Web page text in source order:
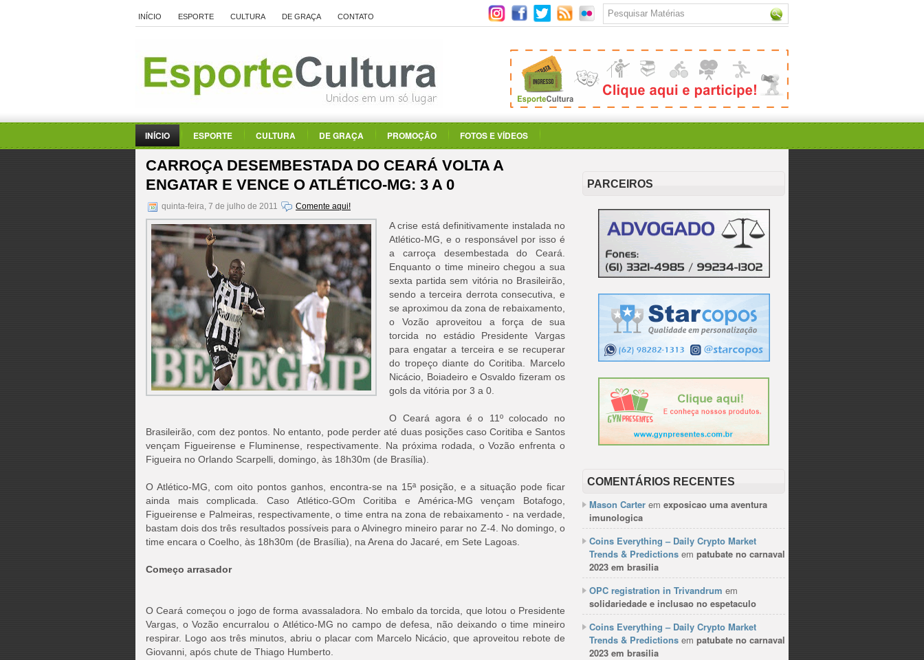
INÍCIO ESPORTE CULTURA DE GRAÇA CONTATO
INÍCIO ESPORTE CULTURA DE GRAÇA PROMOÇÃO FOTOS E VÍDEOS
CARROÇA DESEMBESTADA DO CEARÁ VOLTA A
ENGATAR E VENCE O ATLÉTICO-MG: 3 A 0
quinta-feira, 7 de julho de 2011 Comente aqui!
A crise está definitivamente instalada no
Atlético-MG, e o responsável por isso é
a carroça desembestada do Ceará.
Enquanto o time mineiro chegou a sua
sexta partida sem vitória no Brasileirão,
sendo a terceira derrota consecutiva, e
se aproximou da zona de rebaixamento,
o Vozão aproveitou a força de sua
torcida no estádio Presidente Vargas
para engatar a terceira e se recuperar
do tropeço diante do Coritiba. Marcelo
Nicácio, Boiadeiro e Osvaldo fizeram os
gols da vitória por 3 a 0.
O Ceará agora é o 11º colocado no
Brasileirão, com dez pontos. No entanto, pode perder até duas posições caso Coritiba e Santos
vençam Figueirense e Fluminense, respectivamente. Na próxima rodada, o Vozão enfrenta o
Figueira no Orlando Scarpelli, domingo, às 18h30m (de Brasília).
O Atlético-MG, com oito pontos ganhos, encontra-se na 15ª posição, e a situação pode ficar
ainda mais complicada. Caso Atlético-GOm Coritiba e América-MG vençam Botafogo,
Figueirense e Palmeiras, respectivamente, o time entra na zona de rebaixamento - na verdade,
bastam dois dos três resultados possíveis para o Alvinegro mineiro parar no Z-4. No domingo, o
time encara o Coelho, às 18h30m (de Brasília), na Arena do Jacaré, em Sete Lagoas.
Começo arrasador
O Ceará começou o jogo de forma avassaladora. No embalo da torcida, que lotou o Presidente
Vargas, o Vozão encurralou o Atlético-MG no campo de defesa, não deixando o time mineiro
respirar. Logo aos três minutos, abriu o placar com Marcelo Nicácio, que aproveitou rebote de
Giovanni, após chute de Thiago Humberto.
PARCEIROS
COMENTÁRIOS RECENTES
Mason Carter em exposicao uma aventura
imunologica
Coins Everything – Daily Crypto Market
Trends & Predictions em patubate no carnaval
2023 em brasilia
OPC registration in Trivandrum em
solidariedade e inclusao no espetaculo
Coins Everything – Daily Crypto Market
Trends & Predictions em patubate no carnaval
2023 em brasilia